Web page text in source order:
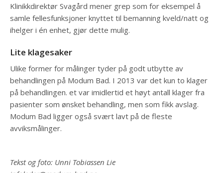
Klinikkdirektør Svagård mener grep som for eksempel å
samle fellesfunksjoner knyttet til bemanning kveld/natt og
ihelger i én enhet, gjør dette mulig.
Lite klagesaker
Ulike former for målinger tyder på godt utbytte av
behandlingen på Modum Bad. I 2013 var det kun to klager
på behandlingen. et var imidlertid et høyt antall klager fra
pasienter som ønsket behandling, men som fikk avslag.
Modum Bad ligger også svært lavt på de fleste
avviksmålinger.
Tekst og foto: Unni Tobiassen Lie